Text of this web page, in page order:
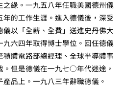
緣。一九五八年任職美國德州儀
的工作生涯。進入德儀後，深受
以「全薪、全費」送進史丹佛大
六四年取得博士學位。回任德儀
體電路部總經理、全球半導體事
。但是德儀在一九七○年代迷途，
品上。一九八三年辭職德儀。